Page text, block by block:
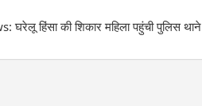
घरेलू हिंसा की शिकार महिला पहुंची पुलिस थाने